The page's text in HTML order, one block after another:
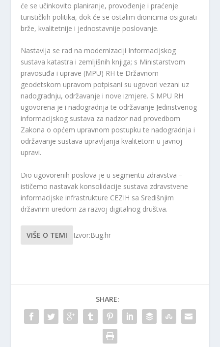
će se učinkovito planiranje, provođenje i praćenje
turističkih politika, dok će se ostalim dionicima osigurati
brže, kvalitetnije i jednostavnije poslovanje.
Nastavlja se rad na modernizaciji Informacijskog
sustava katastra i zemljišnih knjiga; s Ministarstvom
pravosuđa i uprave (MPU) RH te Državnom
geodetskom upravom potpisani su ugovori vezani uz
nadogradnju, održavanje i nove izmjere. S MPU RH
ugovorena je i nadogradnja te održavanje Jedinstvenog
informacijskog sustava za nadzor nad provedbom
Zakona o općem upravnom postupku te nadogradnja i
održavanje sustava upravljanja kvalitetom u javnoj
upravi.
Dio ugovorenih poslova je u segmentu zdravstva –
ističemo nastavak konsolidacije sustava zdravstvene
informacijske infrastrukture CEZIH sa Središnjim
državnim uredom za razvoj digitalnog društva.
VIŠE O TEMI Izvor:Bug.hr
SHARE: